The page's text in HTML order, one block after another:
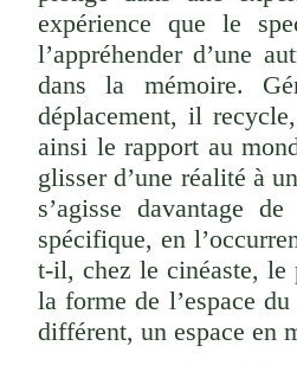
expérience que le
l’appréhender d’une
dans la mémoire.
déplacement, il
ainsi le rapport au
glisser d’une réalité à
s’agisse davantage
spécifique, en
t-il, chez le cinéaste, le
la forme de l’espace
différent, un espace en